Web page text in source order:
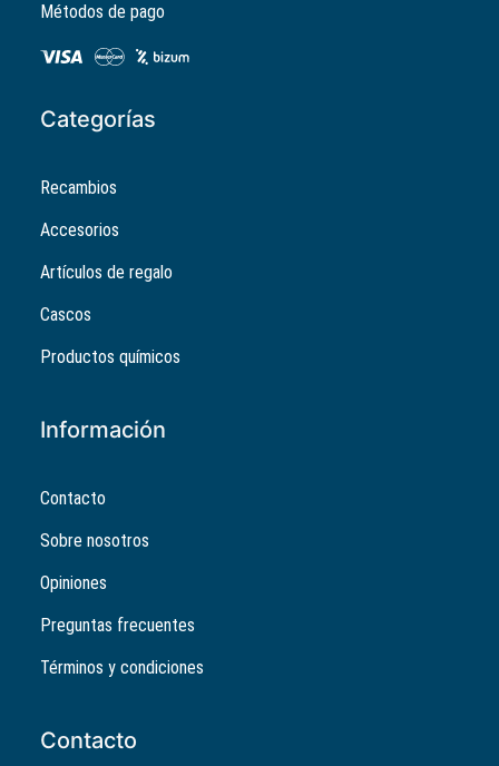
Métodos de pago
Categorías
Recambios
Accesorios
Artículos de regalo
Cascos
Productos químicos
Información
Contacto
Sobre nosotros
Opiniones
Preguntas frecuentes
Términos y condiciones
Contacto